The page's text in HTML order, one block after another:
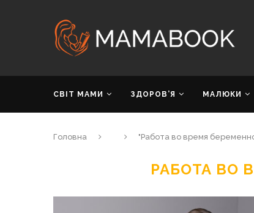
СВІТ МАМИ ЗДОРОВ’Я МАЛЮКИ
Головна "Работа во время
РАБОТА ВО